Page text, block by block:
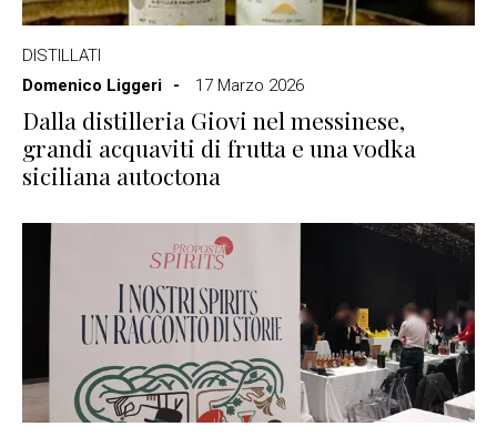
DISTILLATI
Domenico Liggeri
17 Marzo 2026
Dalla distilleria Giovi nel messinese,
grandi acquaviti di frutta e una vodka
siciliana autoctona